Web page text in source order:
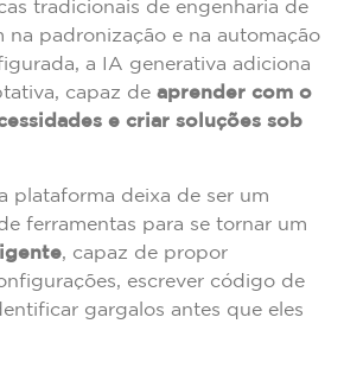
tradicionais de engenharia de
na padronização e na automação
a IA generativa adiciona
capaz de aprender com o
e criar soluções sob
plataforma deixa de ser um
ferramentas para se tornar um
, capaz de propor
escrever código de
gargalos antes que eles